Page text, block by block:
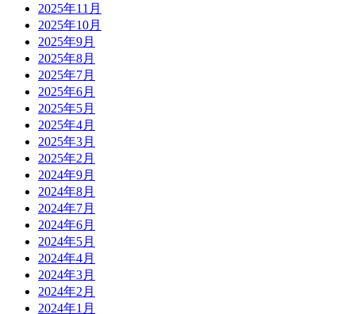
2025年11月
2025年10月
2025年9月
2025年8月
2025年7月
2025年6月
2025年5月
2025年4月
2025年3月
2025年2月
2024年9月
2024年8月
2024年7月
2024年6月
2024年5月
2024年4月
2024年3月
2024年2月
2024年1月